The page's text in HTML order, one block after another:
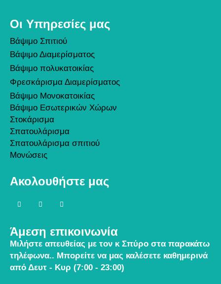
Οι Υπηρεσίες μας
Βάψιμο Σπιτιού
Βάψιμο Διαμερίσματος
Βάψιμο πολυκατοικίας
Φρεσκάρισμα Διαμερίσματος
Βάψιμο Μονοκατοικίας
Βάψιμο Εσωτερικών Χώρων
Στοκάρισμα
Σπατουλάρισμα
Σπατουλάρισμα σπιτιού
Μονώσεις
Ακολουθήστε μας
Άμεση επικοινωνία
Μιλήστε απευθείας με τον κ Σπύρο στα παρακάτω
τηλέφωνα.. Μπορείτε να μας καλέσετε καθημερινά
από Δευτ - Κυρ (7:00 - 23:00)